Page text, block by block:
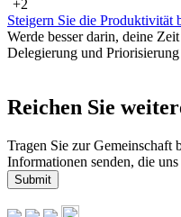
+2
Steigern Sie die Produktivität
Werde besser darin, deine
Delegierung und
Reichen Sie
Tragen Sie zur Gemeinschaft
Informationen senden, die
Submit